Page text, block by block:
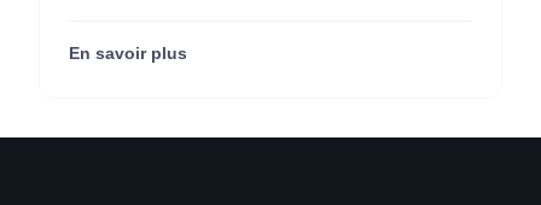
Center) (95290).
En savoir plus